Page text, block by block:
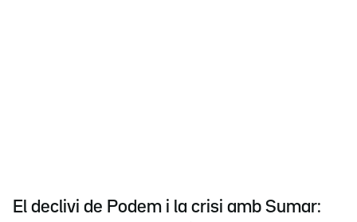
El declivi de Podem i la crisi amb Sumar: